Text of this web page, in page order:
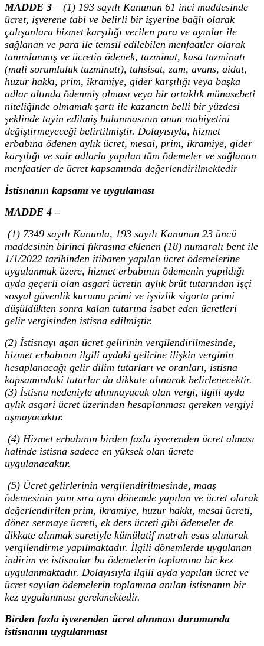
MADDE 3 – (1) 193 sayılı Kanunun 61 inci maddesinde
ücret, işverene tabi ve belirli bir işyerine bağlı olarak
çalışanlara hizmet karşılığı verilen para ve ayınlar ile
sağlanan ve para ile temsil edilebilen menfaatler olarak
tanımlanmış ve ücretin ödenek, tazminat, kasa tazminatı
(mali sorumluluk tazminatı), tahsisat, zam, avans, aidat,
huzur hakkı, prim, ikramiye, gider karşılığı veya başka
adlar altında ödenmiş olması veya bir ortaklık münasebeti
niteliğinde olmamak şartı ile kazancın belli bir yüzdesi
şeklinde tayin edilmiş bulunmasının onun mahiyetini
değiştirmeyeceği belirtilmiştir. Dolayısıyla, hizmet
erbabına ödenen aylık ücret, mesai, prim, ikramiye, gider
karşılığı ve sair adlarla yapılan tüm ödemeler ve sağlanan
menfaatler de ücret kapsamında değerlendirilmektedir
İstisnanın kapsamı ve uygulaması
MADDE 4 –
(1) 7349 sayılı Kanunla, 193 sayılı Kanunun 23 üncü
maddesinin birinci fıkrasına eklenen (18) numaralı bent ile
1/1/2022 tarihinden itibaren yapılan ücret ödemelerine
uygulanmak üzere, hizmet erbabının ödemenin yapıldığı
ayda geçerli olan asgari ücretin aylık brüt tutarından işçi
sosyal güvenlik kurumu primi ve işsizlik sigorta primi
düşüldükten sonra kalan tutarına isabet eden ücretleri
gelir vergisinden istisna edilmiştir.
(2) İstisnayı aşan ücret gelirinin vergilendirilmesinde,
hizmet erbabının ilgili aydaki gelirine ilişkin verginin
hesaplanacağı gelir dilim tutarları ve oranları, istisna
kapsamındaki tutarlar da dikkate alınarak belirlenecektir.
(3) İstisna nedeniyle alınmayacak olan vergi, ilgili ayda
aylık asgari ücret üzerinden hesaplanması gereken vergiyi
aşmayacaktır.
(4) Hizmet erbabının birden fazla işverenden ücret alması
halinde istisna sadece en yüksek olan ücrete
uygulanacaktır.
(5) Ücret gelirlerinin vergilendirilmesinde, maaş
ödemesinin yanı sıra aynı dönemde yapılan ve ücret olarak
değerlendirilen prim, ikramiye, huzur hakkı, mesai ücreti,
döner sermaye ücreti, ek ders ücreti gibi ödemeler de
dikkate alınmak suretiyle kümülatif matrah esas alınarak
vergilendirme yapılmaktadır. İlgili dönemlerde uygulanan
indirim ve istisnalar bu ödemelerin toplamına bir kez
uygulanmaktadır. Dolayısıyla ilgili ayda yapılan ücret ve
ücret sayılan ödemelerin toplamına anılan istisnanın bir
kez uygulanması gerekmektedir.
Birden fazla işverenden ücret alınması durumunda
istisnanın uygulanması